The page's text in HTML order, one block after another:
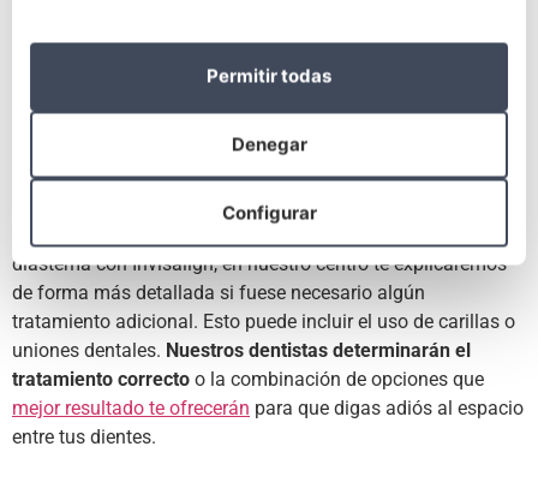
gradualmente los dientes a su posición correcta. A
diferencia de los aparatos convencionales, los alineadores
Invisalign
El tratamiento puede variar según la ubicación y el tamaño
diastema con Invisalign, en nuestro centro te explicaremos
de forma más detallada si fuese necesario algún
tratamiento adicional. Esto puede incluir el uso de carillas o
uniones dentales. Nuestros dentistas determinarán el
tratamiento correcto o la combinación de opciones que
mejor resultado te ofrecerán para que digas adiós al espacio
entre tus dientes.
Configurar
Denegar
Permitir todas